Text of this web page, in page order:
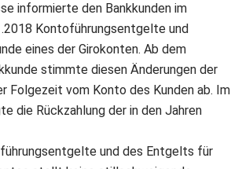
informierte den Bankkunden im
Kontoführungsentgelte und
eines der Girokonten. Ab dem
stimmte diesen Änderungen der
Folgezeit vom Konto des Kunden ab. Im
die Rückzahlung der in den Jahren
und des Entgelts für